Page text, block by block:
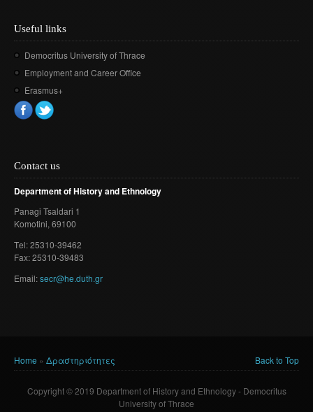
Useful links
Democritus University of Thrace
Employment and Career Office
Erasmus+
Contact us
Department of History and Ethnology
Panagi Tsaldari 1
Komotini, 69100
Τel: 25310-39462
Fax: 25310-39483
Email:secr@he.duth.gr
You are here
Home » Δραστηριότητες Back to Top
Copyright © 2019 Department of History and Ethnology - Democritus
University of Thrace